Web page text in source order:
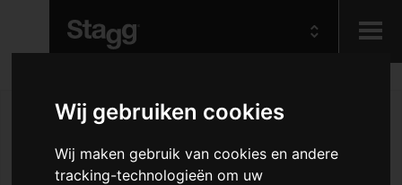
Wij gebruiken cookies
Wij maken gebruik van cookies en andere
tracking-technologieën om uw
Audio &
Lighting